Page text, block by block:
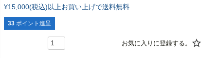
¥15,000(税込)以上お買い上げで送料無料
33 ポイント進呈